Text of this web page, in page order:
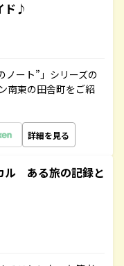
ド♪
ノート”」シリーズの
南東の田舎町をご紹
詳細を見る
ル ある旅の記録と